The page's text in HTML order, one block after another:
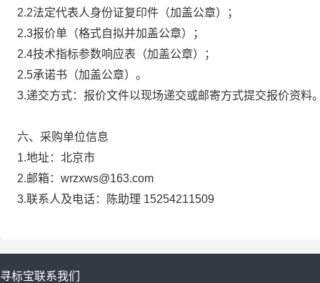
2.2法定代表人身份证复印件（加盖公章）；
2.3报价单（格式自拟并加盖公章）；
2.4技术指标参数响应表（加盖公章）；
2.5承诺书（加盖公章）。
3.递交方式：报价文件以现场递交或邮寄方式提交报价资料
六、采购单位信息
1.地址：北京市
2.邮箱：wrzxws@163.com
3.联系人及电话：陈助理 15254211509
寻标宝联系我们